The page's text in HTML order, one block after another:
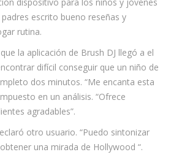
escrito bueno reseñas y
rutina.
la aplicación de Brush DJ llegó a el
difícil conseguir que un niño de
dos minutos. “Me encanta esta
en un análisis. “Ofrece
agradables”.
otro usuario. “Puedo sintonizar
una mirada de Hollywood “.